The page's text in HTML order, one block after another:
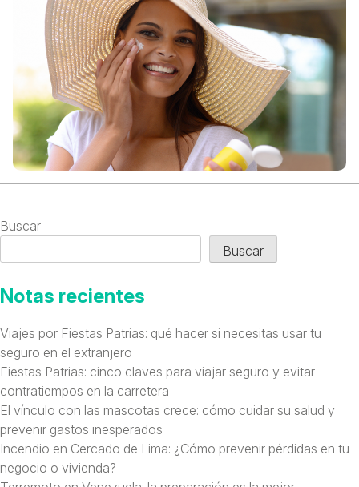
Buscar
Buscar
Notas recientes
Viajes por Fiestas Patrias: qué hacer si necesitas usar tu
seguro en el extranjero
Fiestas Patrias: cinco claves para viajar seguro y evitar
contratiempos en la carretera
El vínculo con las mascotas crece: cómo cuidar su salud y
prevenir gastos inesperados
Incendio en Cercado de Lima: ¿Cómo prevenir pérdidas en tu
negocio o vivienda?